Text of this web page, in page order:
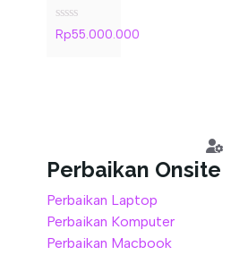
Rated
0
Rp55.000.000
Perbaikan Onsite
Perbaikan Laptop
Perbaikan Komputer
Perbaikan Macbook